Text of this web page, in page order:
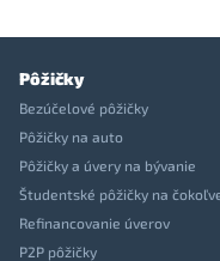
Pôžičky
Bezúčelové pôžičky
Pôžičky na auto
Pôžičky a úvery na bývanie
Študentské pôžičky na
Refinancovanie úverov
P2P pôžičky